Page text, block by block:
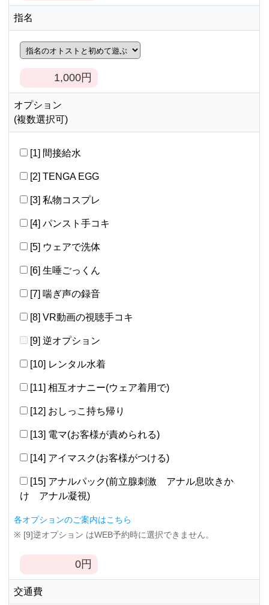
指名
1,000円
オプション
(複数選択可)
[1] 間接給水
[2] TENGA EGG
[3] 私物コスプレ
[4] パンスト手コキ
[5] ウェアで洗体
[6] 生唾ごっくん
[7] 喘ぎ声の録音
[8] VR動画の視聴手コキ
[9] 逆オプション
[10] レンタル水着
[11] 相互オナニー(ウェア着用で)
[12] おしっこ持ち帰り
[13] 電マ(お客様が責められる)
[14] アイマスク(お客様がつける)
[15] アナルパック(前立腺刺激 アナル息吹きか
け アナル凝視)
各オプションのご案内はこちら
※ [9]逆オプション はWEB予約時に選択できません。
0円
交通費